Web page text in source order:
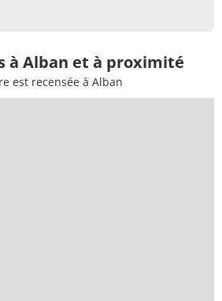
à Alban et à proximité
est recensée à Alban